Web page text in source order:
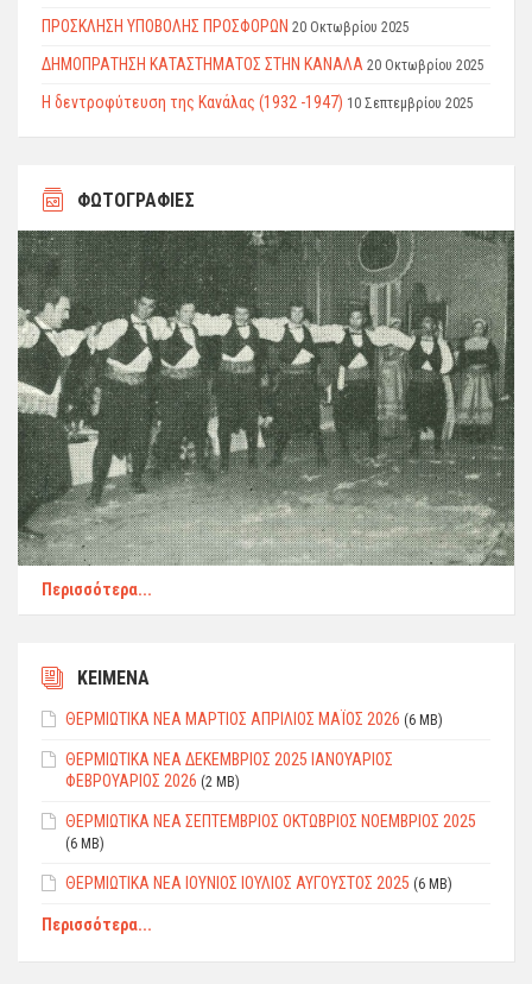
ΠΡΟΣΚΛΗΣΗ ΥΠΟΒΟΛΗΣ ΠΡΟΣΦΟΡΩΝ 20 Οκτωβρίου 2025
ΔΗΜΟΠΡΑΤΗΣΗ ΚΑΤΑΣΤΗΜΑΤΟΣ ΣΤΗΝ ΚΑΝΑΛΑ 20 Οκτωβρίου 2025
Η δεντροφύτευση της Κανάλας (1932 -1947) 10 Σεπτεμβρίου 2025
ΦΩΤΟΓΡΑΦΙΕΣ
Περισσότερα...
ΚΕΙΜΕΝΑ
ΘΕΡΜΙΩΤΙΚΑ ΝΕΑ ΜΑΡΤΙΟΣ ΑΠΡΙΛΙΟΣ ΜΑΪΟΣ 2026 (6 MB)
ΘEPMIΩTIKΑ ΝΕΑ ΔΕΚΕΜΒΡΙΟΣ 2025 ΙΑΝΟΥΑΡΙΟΣ
ΦEBPΟΥΑΡΙΟΣ 2026 (2 MB)
ΘΕΡΜΙΩΤΙΚΑ ΝΕΑ ΣΕΠΤΕΜΒΡΙΟΣ ΟΚΤΩΒΡΙΟΣ ΝΟΕΜΒΡΙΟΣ 2025
(6 MB)
ΘΕΡΜΙΩΤΙΚΑ ΝΕΑ ΙΟΥΝΙΟΣ ΙΟΥΛΙΟΣ ΑΥΓΟΥΣΤΟΣ 2025 (6 MB)
Περισσότερα...